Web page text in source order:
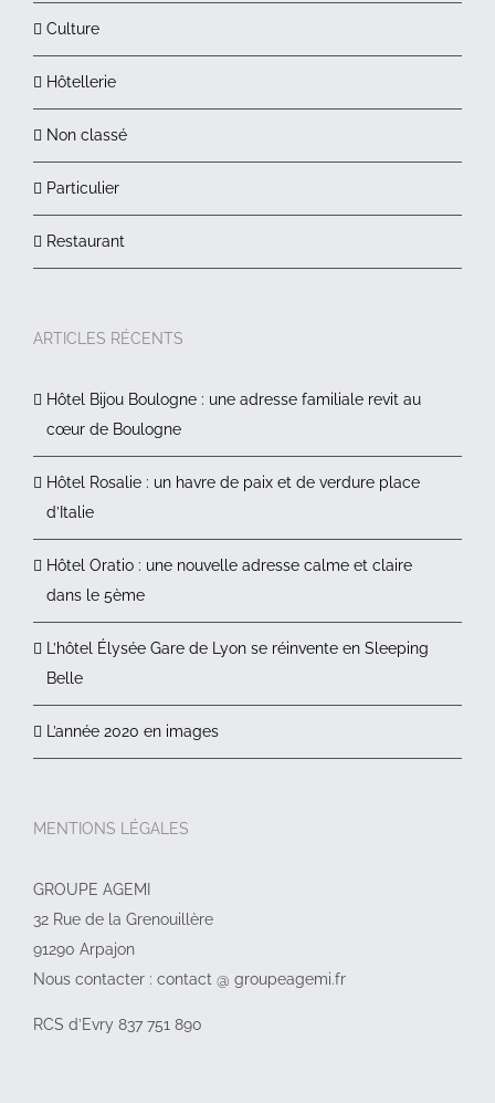
Culture
Hôtellerie
Non classé
Particulier
Restaurant
ARTICLES RÉCENTS
Hôtel Bijou Boulogne : une adresse familiale revit au
cœur de Boulogne
Hôtel Rosalie : un havre de paix et de verdure place
d’Italie
Hôtel Oratio : une nouvelle adresse calme et claire
dans le 5ème
L’hôtel Élysée Gare de Lyon se réinvente en Sleeping
Belle
L’année 2020 en images
MENTIONS LÉGALES
GROUPE AGEMI
32 Rue de la Grenouillère
91290 Arpajon
Nous contacter : contact @ groupeagemi.fr
RCS d’Evry 837 751 890